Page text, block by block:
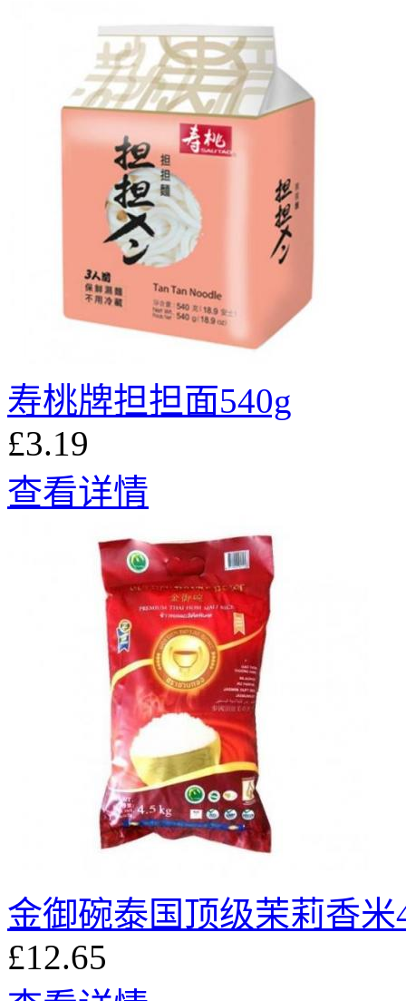
寿桃牌担担面540g
£3.19
查看详情
金御碗泰国顶级茉莉香米
£12.65